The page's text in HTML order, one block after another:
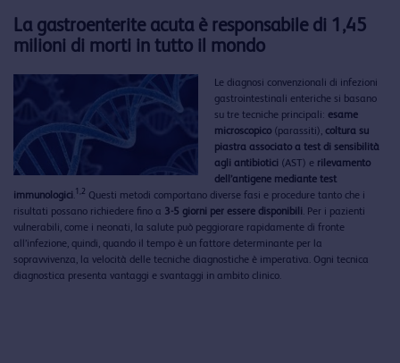
La gastroenterite acuta è responsabile di 1,45
milioni di morti in tutto il mondo
Le diagnosi convenzionali di infezioni
gastrointestinali enteriche si basano
su tre tecniche principali: esame
microscopico (parassiti), coltura su
piastra associato a test di sensibilità
agli antibiotici (AST) e rilevamento
dell’antigene mediante test
immunologici 1,2 Questi metodi comportano diverse fasi e procedure tanto che i
risultati possano richiedere fino a 3-5 giorni per essere disponibili . Per i pazienti
vulnerabili, come i neonati, la salute può peggiorare rapidamente di fronte
all’infezione, quindi, quando il tempo è un fattore determinante per la
sopravvivenza, la velocità delle tecniche diagnostiche è imperativa. Ogni tecnica
diagnostica presenta vantaggi e svantaggi in ambito clinico.